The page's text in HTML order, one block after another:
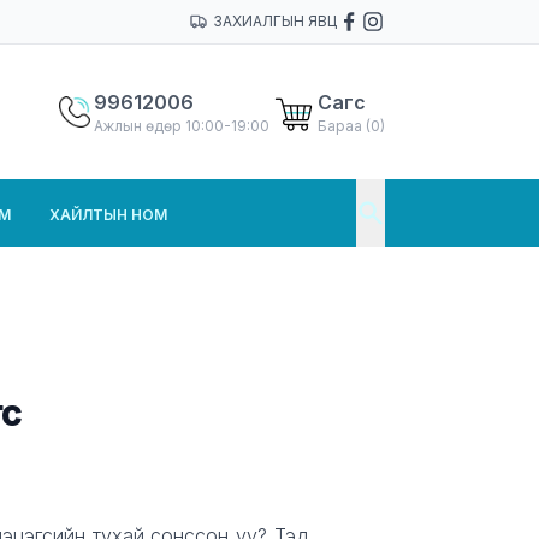
ЗАХИАЛГЫН ЯВЦ
99612006
Ажлын өдөр 10:00-19:00
Сагс
Бараа (0)
ХАЙЛТЫН НОМ
НОМ